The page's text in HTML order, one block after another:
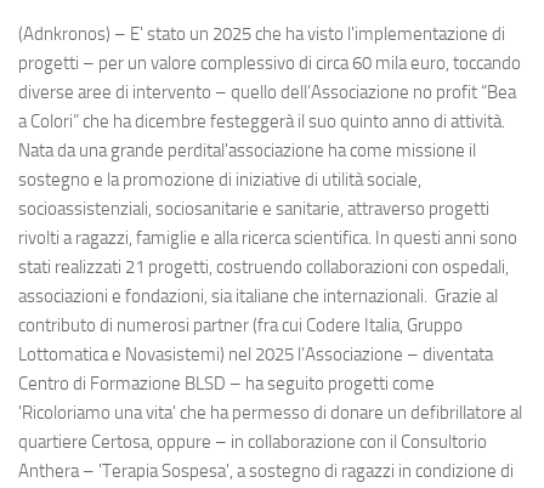
(Adnkronos) – E' stato un 2025 che ha visto l'implementazione di
progetti – per un valore complessivo di circa 60 mila euro, toccando
diverse aree di intervento – quello dell’Associazione no profit “Bea
a Colori” che ha dicembre festeggerà il suo quinto anno di attività.
Nata da una grande perdital'associazione ha come missione il
sostegno e la promozione di iniziative di utilità sociale,
socioassistenziali, sociosanitarie e sanitarie, attraverso progetti
rivolti a ragazzi, famiglie e alla ricerca scientifica. In questi anni sono
stati realizzati 21 progetti, costruendo collaborazioni con ospedali,
associazioni e fondazioni, sia italiane che internazionali. Grazie al
contributo di numerosi partner (fra cui Codere Italia, Gruppo
Lottomatica e Novasistemi) nel 2025 l’Associazione – diventata
Centro di Formazione BLSD – ha seguito progetti come
'Ricoloriamo una vita' che ha permesso di donare un defibrillatore al
quartiere Certosa, oppure – in collaborazione con il Consultorio
Anthera – 'Terapia Sospesa', a sostegno di ragazzi in condizione di